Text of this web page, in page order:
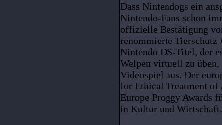
Dass Nintendogs ein
Nintendo-Fans schon
offizielle Bestätigung
renommierte
Nintendo DS-Titel, der
Welpen virtuell zu
Videospiel aus. Der
for Ethical Treatment of
Europe Proggy Awards
in Kultur und Wirtschaft.